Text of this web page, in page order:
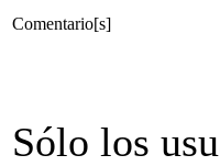
Comentario[s]
Sólo los